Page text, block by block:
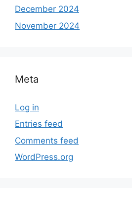
December 2024
November 2024
Meta
Log in
Entries feed
Comments feed
WordPress.org